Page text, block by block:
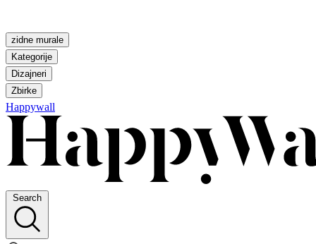
zidne murale
Kategorije
Dizajneri
Zbirke
Happywall
Search